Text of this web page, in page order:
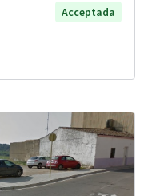
Acceptada